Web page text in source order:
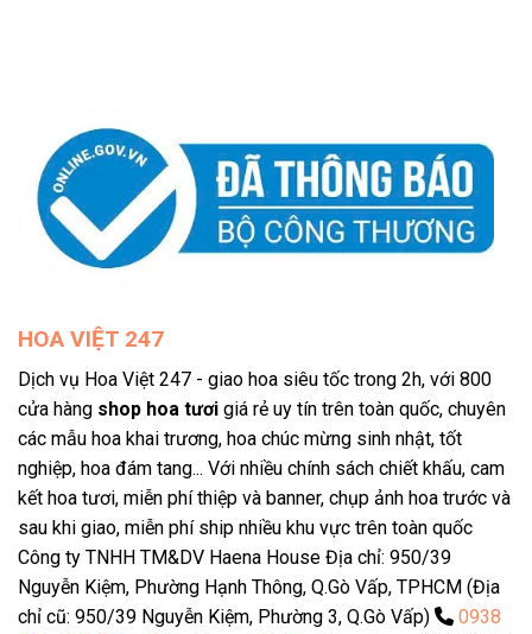
HOA VIỆT 247
Dịch vụ Hoa Việt 247 - giao hoa siêu tốc trong 2h, với 800
cửa hàng shop hoa tươi giá rẻ uy tín trên toàn quốc, chuyên
các mẫu hoa khai trương, hoa chúc mừng sinh nhật, tốt
nghiệp, hoa đám tang... Với nhiều chính sách chiết khấu, cam
kết hoa tươi, miễn phí thiệp và banner, chụp ảnh hoa trước và
sau khi giao, miễn phí ship nhiều khu vực trên toàn quốc
Công ty TNHH TM&DV Haena House Địa chỉ: 950/39
Nguyễn Kiệm, Phường Hạnh Thông, Q.Gò Vấp, TPHCM (Địa
chỉ cũ: 950/39 Nguyễn Kiệm, Phường 3, Q.Gò Vấp)
0938